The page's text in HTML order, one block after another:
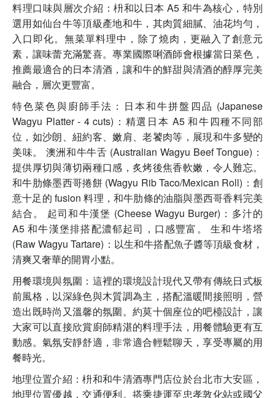
料理口味與層次介紹：枡和以日本 A5 和牛為核心，特別
選用如仙台牛等頂級產地和牛，其肉質細膩、油花均勻，
入口即化。無菜單料理中，除了燒肉，更融入了創意元
素，讓味蕾充滿驚喜。專業國際唎酒師會根據當日菜色，
推薦最適合的日本清酒，讓和牛的鮮甜與清酒的醇厚完美
融合，層次更豐富。
特色菜色與廚師手法：日本和牛拼盤四品 (Japanese
Wagyu Platter - 4 cuts)：精選日本 A5 和牛四種不同部
位，如沙朗、紐約客、嫩肩、老饕肉等，展現和牛多變的
美味。 澳洲和牛牛舌 (Australian Wagyu Beef Tongue)：
提供厚切與薄切兩種口感，炙烤後焦香軟嫩，令人難忘。
和牛肋條墨西哥捲餅 (Wagyu Rib Taco/Mexican Roll)：創
意十足的 fusion 料理，和牛肋條的油脂與墨西哥香料完美
結合。 起司和牛漢堡 (Cheese Wagyu Burger)：多汁的
A5 和牛漢堡排搭配濃郁起司，口感豐富。 生和牛塔塔
(Raw Wagyu Tartare)：以生和牛搭配魚子醬等頂級食材，
清爽又奢華的開胃小點。
用餐環境與氛圍：這裡的環境設計現代又帶有傳統日式板
前風格，以深綠色與木質調為主，搭配溫暖間接照明，營
造出既時尚又溫馨的氛圍。約莫十個座位的吧檯設計，讓
大家可以直接欣賞廚師精湛的料理手法，用餐體驗更有互
動感。氣氛安靜舒適，非常適合輕鬆聊天，享受專屬的用
餐時光。
地理位置介紹：枡和和牛清酒專門店位於台北市大安區，
地理位置優越，交通便利。搭乘捷運至忠孝敦化站或國父